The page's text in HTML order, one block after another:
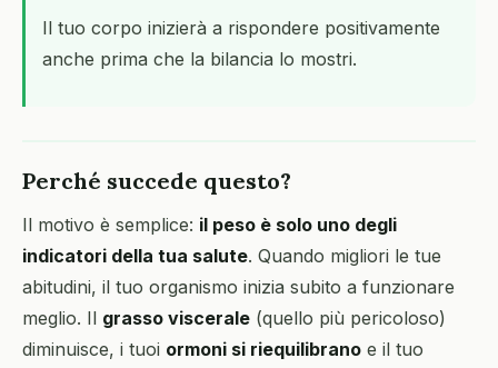
Il tuo corpo inizierà a rispondere positivamente
anche prima che la bilancia lo mostri.
Perché succede questo?
Il motivo è semplice: il peso è solo uno degli
indicatori della tua salute. Quando migliori le tue
abitudini, il tuo organismo inizia subito a funzionare
meglio. Il grasso viscerale (quello più pericoloso)
diminuisce, i tuoi ormoni si riequilibrano e il tuo